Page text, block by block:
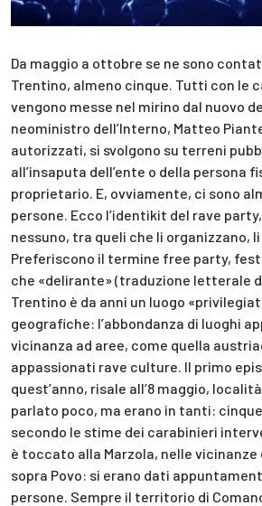
Da maggio a ottobre se ne sono
Trentino, almeno cinque. Tutti con le
vengono messe nel mirino dal nuovo
neoministro dell’Interno, Matteo
autorizzati, si svolgono su terreni
all’insaputa dell’ente o della persona
proprietario. E, ovviamente, ci sono
persone. Ecco l’identikit del rave
nessuno, tra queli che li organizzano,
Preferiscono il termine free party,
che «delirante» (traduzione letterale
Trentino è da anni un luogo
geografiche: l’abbondanza di luoghi
vicinanza ad aree, come quella
appassionati rave culture. Il primo
quest’anno, risale all’8 maggio, località
parlato poco, ma erano in tanti:
secondo le stime dei carabinieri
è toccato alla Marzola, nelle vicinanze
sopra Povo: si erano dati
persone. Sempre il territorio di